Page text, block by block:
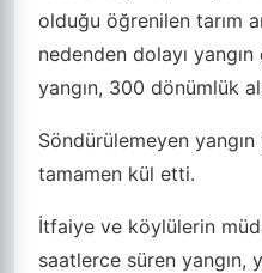
olduğu öğrenilen tarım
nedenden dolayı yangın
yangın, 300 dönümlük
Söndürülemeyen
tamamen kül etti.
İtfaiye ve köylülerin
saatlerce süren yangın,